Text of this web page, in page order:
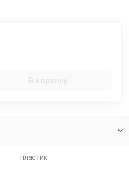
В корзину
пластик